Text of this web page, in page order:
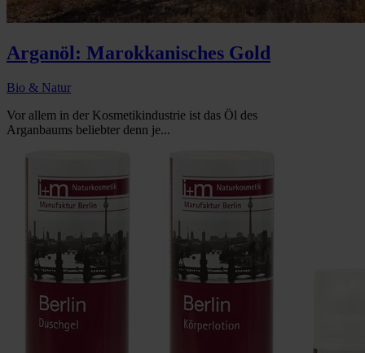
Arganöl: Marokkanisches Gold
Bio & Natur
Vor allem in der Kosmetikindustrie ist das Öl des
Arganbaums beliebter denn je...